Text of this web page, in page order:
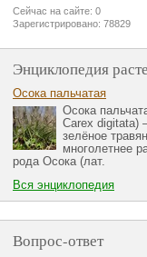
Сейчас на сайте: 0
Зарегистрировано: 78829
Энциклопедия
Осока пальчатая
Осока
Carex digitata)
зелёное
многолетнее
рода Осока (лат.
Вся энциклопедия
Вопрос-ответ